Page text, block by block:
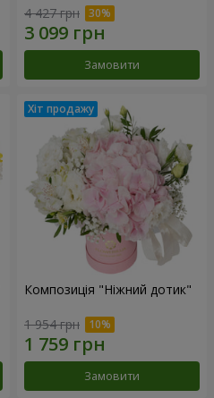
4 427 грн
Замовити
Композиція "Ніжний дотик"
1 954 грн
Замовити